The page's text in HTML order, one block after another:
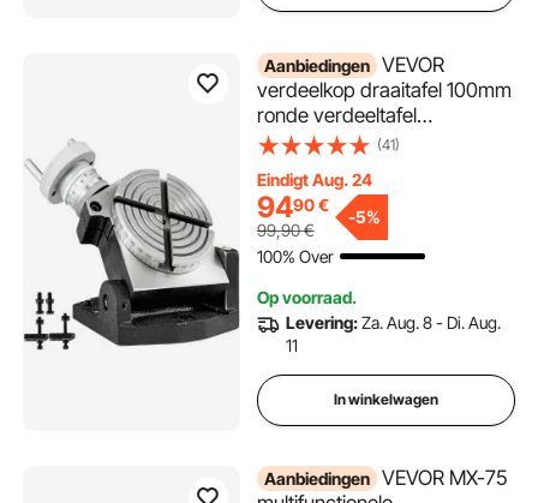
Aanbiedingen VEVOR
verdeelkop draaitafel 100mm
ronde verdeeltafel
horizontale verticale
draaibaar voor frezen en
boren
(41)
Eindigt Aug. 24
9490€
99,90€
-5%
100% Over
Op voorraad.
Levering:Za. Aug. 8 - Di. Aug.
11
In winkelwagen
Aanbiedingen VEVOR MX-75